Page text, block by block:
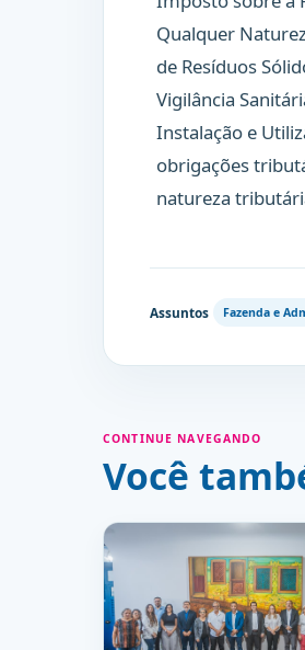
Qualquer
de Resíduos
Vigilância
Instalação e
obrigações
natureza
Assuntos Fazenda e
CONTINUE NAVEGANDO
Você